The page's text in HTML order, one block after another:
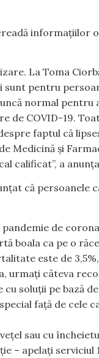
informațiilor
La Toma
pentru
normal pentru
de COVID-19.
faptul că
Medicină și
calificat”, a
că persoanele
de
boala ca pe o
este de
urmați câteva
cu soluții pe bază
față de cele
sau cu
– apelați serviciul